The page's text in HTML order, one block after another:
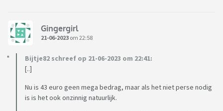
de Hema, kartonkleurig en wat pasteltinten. Wij als ouders
kunnen het wel betalen daar niet van, maar hebben
scholieren echt zoveel nodig? 3 rollen kaftpapier en een
schoolagenda snap ik, maar aan 10 A4-schriften, 10
balpennen en 5 markeerstiften heb je toch wel genoeg? Zelf
zegt dochter dat ze naar het examenjaar gaat, en dat dit dan
gewoon nodig is.
Gingergirl
21-06-2023 om 22:58
Bijtje82 schreef op 21-06-2023 om 22:41:
[..]
Nu is 43 euro geen mega bedrag, maar als het niet perse nodig
is is het ook onzinnig natuurlijk.